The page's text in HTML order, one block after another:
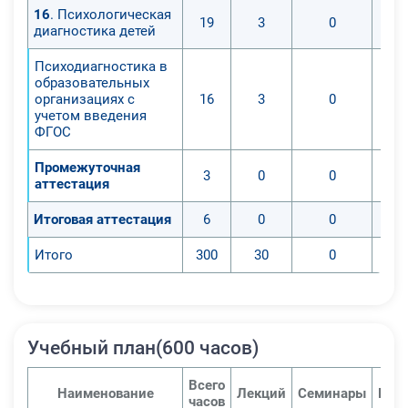
16. Психологическая
диагностика детей
19 3 0
Психодиагностика в
образовательных
организациях с
учетом введения
ФГОС
16 3 0
Промежуточная
аттестация
3 0 0
Итоговая аттестация 6 0 0
Итого 300 30 0
Учебный план(600 часов)
Наименование
Всего
часов
Лекций Семинары